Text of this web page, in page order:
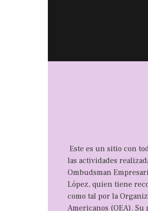
Este es un sitio con
las actividades
Ombudsman
López, quien tiene
como tal por la
Americanos (OEA).